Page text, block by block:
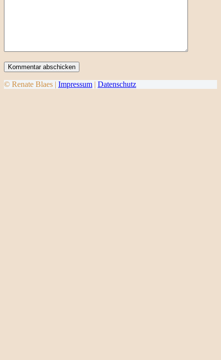
Kommentar abschicken
© Renate Blaes | Impressum | Datenschutz